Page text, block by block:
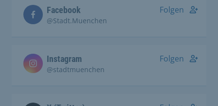
Facebook
@Stadt.Muenchen
Folgen
Instagram
@stadtmuenchen
Folgen